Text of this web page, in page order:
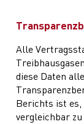
Alle
diese Daten
Berichts ist
vergleichbar